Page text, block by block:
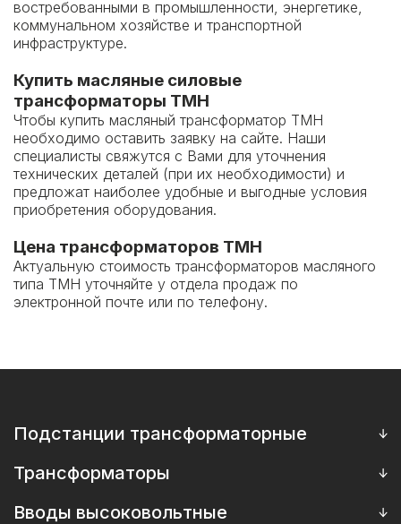
востребованными в промышленности, энергетике,
коммунальном хозяйстве и транспортной
инфраструктуре.
Купить масляные силовые
трансформаторы ТМН
Чтобы купить масляный трансформатор ТМН
необходимо оставить заявку на сайте. Наши
специалисты свяжутся с Вами для уточнения
технических деталей (при их необходимости) и
предложат наиболее удобные и выгодные условия
приобретения оборудования.
Цена трансформаторов ТМН
Актуальную стоимость трансформаторов масляного
типа ТМН уточняйте у отдела продаж по
электронной почте или по телефону.
Подстанции трансформаторные
МТП мачтовые подстанции
КТП киосковые подстанции
Трансформаторы
Масляные силовые трансформаторы ТМГ, ТМЗ, ОМП
Вводы высоковольтные